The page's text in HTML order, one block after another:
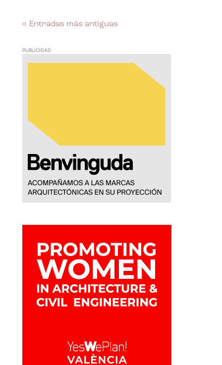
« Entradas más antiguas
PUBLICIDAD